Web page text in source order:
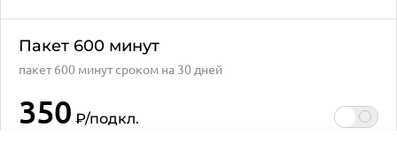
Пакет 600 минут
пакет 600 минут сроком на 30 дней
350 ₽/подкл.